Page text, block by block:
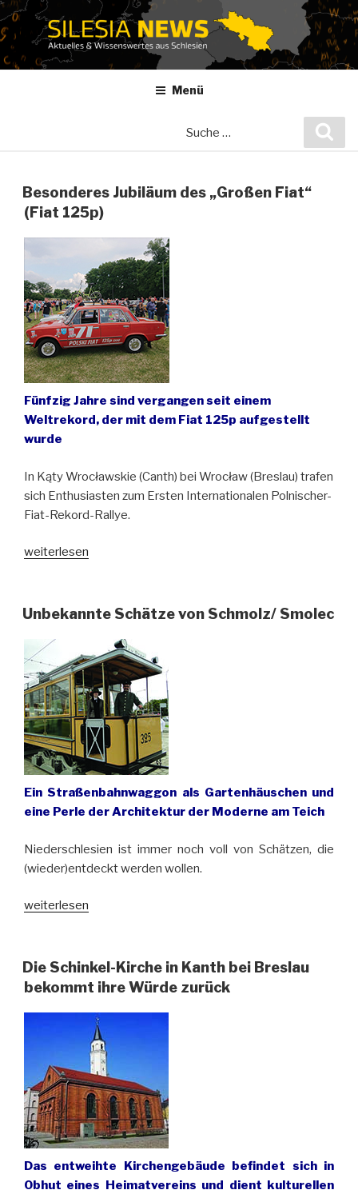
Zum
Inhalt
springen
Menü
Besonderes Jubiläum des „Großen Fiat“
(Fiat 125p)
Fünfzig Jahre sind vergangen seit einem
Weltrekord, der mit dem Fiat 125p aufgestellt
wurde
In Kąty Wrocławskie (Canth) bei Wrocław (Breslau) trafen
sich Enthusiasten zum Ersten Internationalen Polnischer-
Fiat-Rekord-Rallye.
„Besonderes
„Großen
(Fiat
125p)“
weiterlesen
Unbekannte Schätze von Schmolz/ Smolec
Ein Straßenbahnwaggon als Gartenhäuschen und
eine Perle der Architektur der Moderne am Teich
Niederschlesien ist immer noch voll von Schätzen, die
(wieder)entdeckt werden wollen.
„Unbekannte
Schmolz/
Smolec“
weiterlesen
Die Schinkel-Kirche in Kanth bei Breslau
bekommt ihre Würde zurück
Das entweihte Kirchengebäude befindet sich in
Obhut eines Heimatvereins und dient kulturellen